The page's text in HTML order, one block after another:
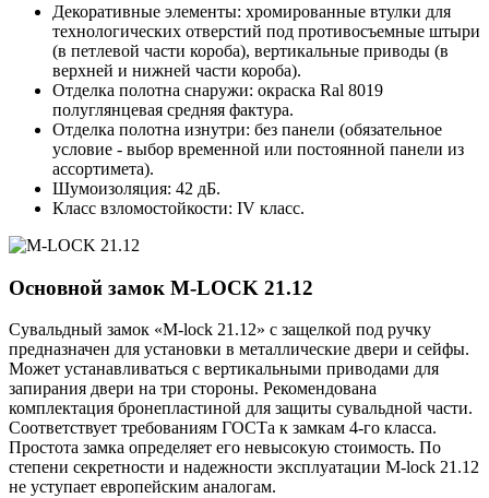
Декоративные элементы: хромированные втулки для
технологических отверстий под противосъемные штыри
(в петлевой части короба), вертикальные приводы (в
верхней и нижней части короба).
Отделка полотна снаружи: окраска Ral 8019
полуглянцевая средняя фактура.
Отделка полотна изнутри: без панели (обязательное
условие - выбор временной или постоянной панели из
ассортимета).
Шумоизоляция: 42 дБ.
Класс взломостойкости: IV класс.
Основной замок M-LOCK 21.12
Сувальдный замок «M-lock 21.12» с защелкой под ручку
предназначен для установки в металлические двери и сейфы.
Может устанавливаться с вертикальными приводами для
запирания двери на три стороны. Рекомендована
комплектация бронепластиной для защиты сувальдной части.
Соответствует требованиям ГОСТа к замкам 4-го класса.
Простота замка определяет его невысокую стоимость. По
степени секретности и надежности эксплуатации M-lock 21.12
не уступает европейским аналогам.